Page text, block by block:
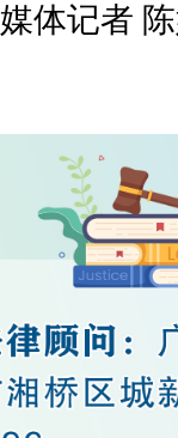
体记者